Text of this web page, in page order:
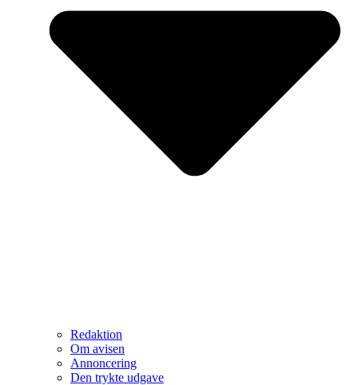
Redaktion
Om avisen
Annoncering
Den trykte udgave